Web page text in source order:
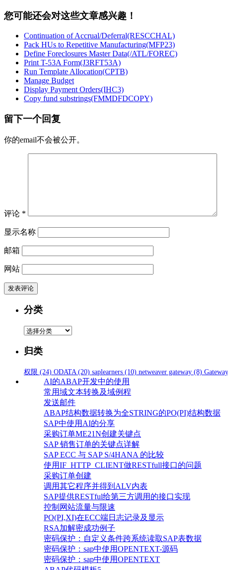
您可能还会对这些文章感兴趣！
Continuation of Accrual/Deferral(RESCCHAL)
Pack HUs to Repetitive Manufacturing(MFP23)
Define Foreclosures Master Data(/ATL/FOREC)
Print T-53A Form(J3RFT53A)
Run Template Allocation(CPTB)
Manage Budget
Display Payment Orders(IHC3)
Copy fund substrings(FMMDFDCOPY)
留下一个回复
你的email不会被公开。
评论 *
显示名称
邮箱
网站
分类
分
归类
权限 (24) ODATA (20) saplearners (10) netweaver gateway (8) Gateway
AI的ABAP开发中的使用
常用域文本转换及域例程
发送邮件
ABAP结构数据转换为全STRING的PO(PI)结构数据
SAP中使用AI的分享
采购订单ME21N创建关键点
SAP 销售订单的关键点详解
SAP ECC 与 SAP S/4HANA 的比较
使用IF_HTTP_CLIENT做RESTfull接口的问题
采购订单创建
调用其它程序并得到ALV内表
SAP提供RESTful给第三方调用的接口实现
控制网站流量与限速
PO(PI,XI)在ECC端日志记录及显示
RSA加解密成功例子
密码保护：自定义条件跨系统读取SAP表数据
密码保护：sap中使用OPENTEXT-源码
密码保护：sap中使用OPENTEXT